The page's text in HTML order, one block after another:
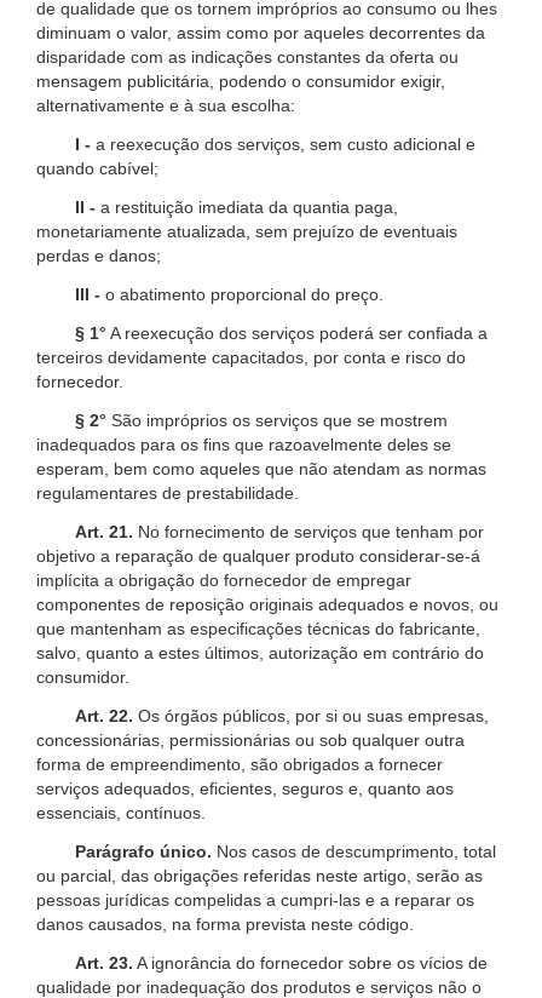
de qualidade que os tornem impróprios ao consumo ou lhes
diminuam o valor, assim como por aqueles decorrentes da
disparidade com as indicações constantes da oferta ou
mensagem publicitária, podendo o consumidor exigir,
alternativamente e à sua escolha:
I - a reexecução dos serviços, sem custo adicional e
quando cabível;
II - a restituição imediata da quantia paga,
monetariamente atualizada, sem prejuízo de eventuais
perdas e danos;
III - o abatimento proporcional do preço.
§ 1° A reexecução dos serviços poderá ser confiada a
terceiros devidamente capacitados, por conta e risco do
fornecedor.
§ 2° São impróprios os serviços que se mostrem
inadequados para os fins que razoavelmente deles se
esperam, bem como aqueles que não atendam as normas
regulamentares de prestabilidade.
Art. 21. No fornecimento de serviços que tenham por
objetivo a reparação de qualquer produto considerar-se-á
implícita a obrigação do fornecedor de empregar
componentes de reposição originais adequados e novos, ou
que mantenham as especificações técnicas do fabricante,
salvo, quanto a estes últimos, autorização em contrário do
consumidor.
Art. 22. Os órgãos públicos, por si ou suas empresas,
concessionárias, permissionárias ou sob qualquer outra
forma de empreendimento, são obrigados a fornecer
serviços adequados, eficientes, seguros e, quanto aos
essenciais, contínuos.
Parágrafo único. Nos casos de descumprimento, total
ou parcial, das obrigações referidas neste artigo, serão as
pessoas jurídicas compelidas a cumpri-las e a reparar os
danos causados, na forma prevista neste código.
Art. 23. A ignorância do fornecedor sobre os vícios de
qualidade por inadequação dos produtos e serviços não o